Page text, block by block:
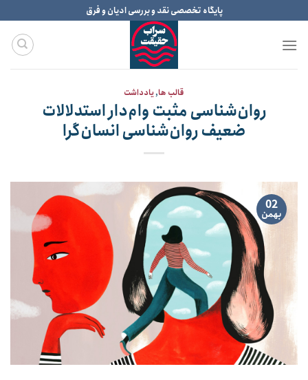
to
content
پایگاه تخصصی نقد و بررسی ادیان و فرق
قالب ها,یادداشت
روان‌شناسی مثبت وام‌دار استدلالات
ضعیف روان‌شناسی انسان‌گرا
02
بهمن